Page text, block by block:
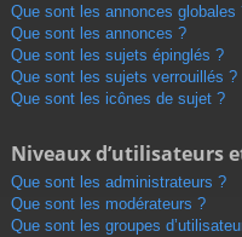
Que sont les annonces globales
Que sont les annonces ?
Que sont les sujets épinglés ?
Que sont les sujets verrouillés ?
Que sont les icônes de sujet ?
Niveaux d’utilisateurs
Que sont les administrateurs ?
Que sont les modérateurs ?
Que sont les groupes